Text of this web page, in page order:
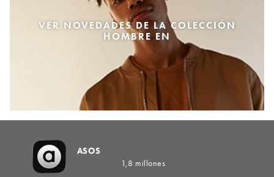
VER NOVEDADES DE LA COLECCIÓN
HOMBRE EN
ASOS
1,8 millones